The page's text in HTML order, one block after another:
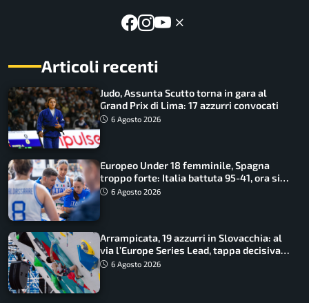
Articoli recenti
Judo, Assunta Scutto torna in gara al
Grand Prix di Lima: 17 azzurri convocati
6 Agosto 2026
Europeo Under 18 femminile, Spagna
troppo forte: Italia battuta 95-41, ora si
gioca il Mondiale
6 Agosto 2026
Arrampicata, 19 azzurri in Slovacchia: al
via l’Europe Series Lead, tappa decisiva
per la Speed
6 Agosto 2026